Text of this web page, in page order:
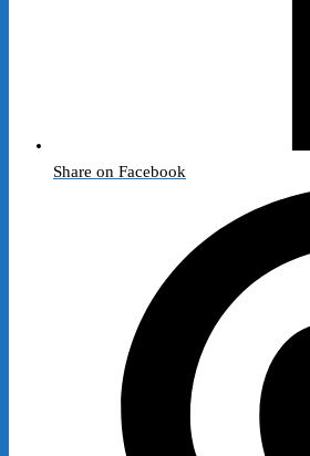
Share on Facebook